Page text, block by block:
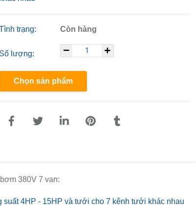
trạng: Còn hàng
Số lượng:
Chọn sản phẩm
380V 7 van:
4HP - 15HP và tưới cho 7 kênh tưới khác nhau